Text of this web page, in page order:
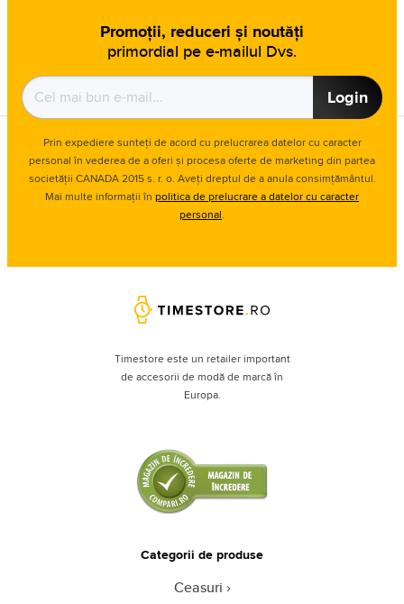
Promoții, reduceri și noutăți
primordial pe e-mailul Dvs.
Login
Prin expediere sunteți de acord cu prelucrarea datelor cu caracter
personal în vederea de a oferi și procesa oferte de marketing din partea
societății CANADA 2015 s. r. o. Aveți dreptul de a anula consimțământul.
Mai multe informații în politica de prelucrare a datelor cu caracter
personal.
Timestore este un retailer important
de accesorii de modă de marcă în
Europa.
Categorii de produse
Ceasuri